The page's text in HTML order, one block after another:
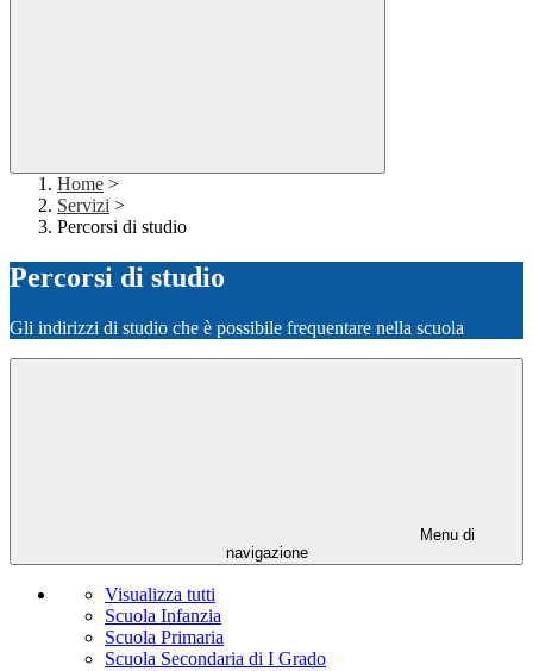
Home >
Servizi >
Percorsi di studio
Percorsi di studio
Gli indirizzi di studio che è possibile frequentare nella scuola
Menu di
navigazione
Visualizza tutti
Scuola Infanzia
Scuola Primaria
Scuola Secondaria di I Grado